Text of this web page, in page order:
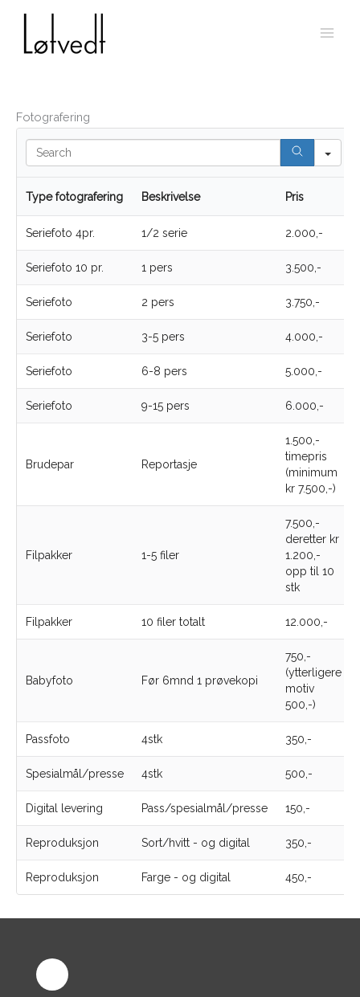
content
Fotografering
e
Type fotografering Beskrivelse Pris
Seriefoto 4pr. 1/2 serie 2.000,-
Seriefoto 10 pr. 1 pers 3.500,-
Seriefoto 2 pers 3.750,-
Seriefoto 3-5 pers 4.000,-
Seriefoto 6-8 pers 5.000,-
Seriefoto 9-15 pers 6.000,-
Brudepar Reportasje
1.500,-
timepris
(minimum
kr 7.500,-)
Filpakker 1-5 filer
7.500,-
deretter kr
1.200,-
opp til 10
stk
Filpakker 10 filer totalt 12.000,-
Babyfoto Før 6mnd 1 prøvekopi
750,-
(ytterligere
motiv
500,-)
Passfoto 4stk 350,-
Spesialmål/presse 4stk 500,-
Digital levering Pass/spesialmål/presse 150,-
Reproduksjon Sort/hvitt - og digital 350,-
Reproduksjon Farge - og digital 450,-